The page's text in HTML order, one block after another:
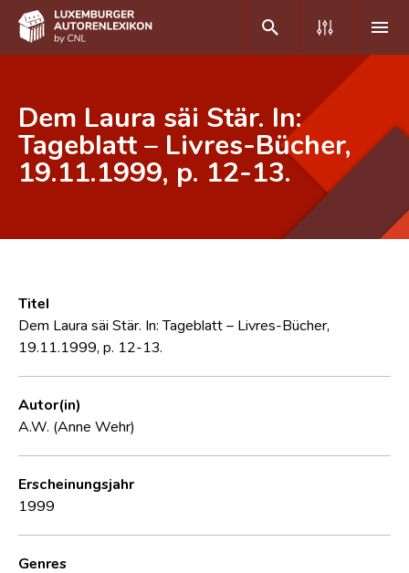
DE FR
Home
Erweiterte Suche
CNL
Forschungsgruppe
Dem Laura säi Stär. In:
Tageblatt – Livres-Bücher,
19.11.1999, p. 12-13.
Titel
Dem Laura säi Stär. In: Tageblatt – Livres-Bücher,
19.11.1999, p. 12-13.
Autor(in)
A.W. (Anne Wehr)
Erscheinungsjahr
1999
Genres